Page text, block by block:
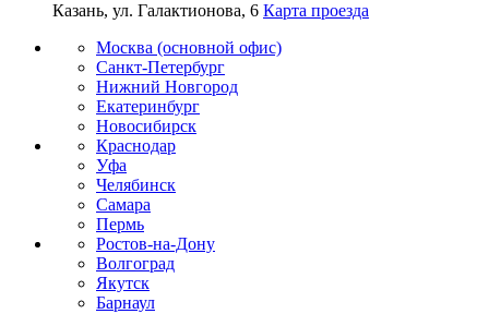
Казань, ул. Галактионова, 6 Карта проезда
Москва (основной офис)
Санкт-Петербург
Нижний Новгород
Екатеринбург
Новосибирск
Краснодар
Уфа
Челябинск
Самара
Пермь
Ростов-на-Дону
Волгоград
Якутск
Барнаул